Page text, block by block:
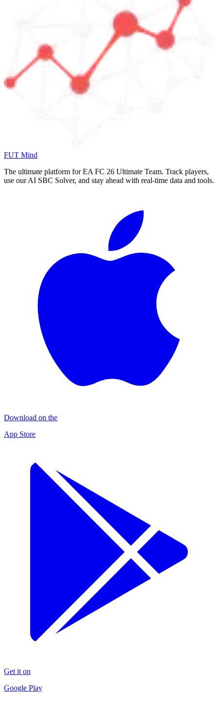
FUT Mind
The ultimate platform for EA FC 26 Ultimate Team. Track players,
use our AI SBC Solver, and stay ahead with real-time data and tools.
Download on the
App Store
Get it on
Google Play